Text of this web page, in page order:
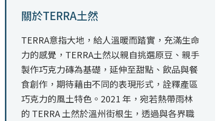
關於TERRA土然
TERRA意指大地，給人溫暖而踏實，充滿生命
力的感覺，TERRA土然以親自挑選原豆、親手
製作巧克力磚為基礎，延伸至甜點、飲品與餐
食創作，期待藉由不同的表現形式，詮釋產區
巧克力的風土特色。2021 年，宛若熱帶雨林
的 TERRA 土然於溫州街根生，透過與各界職